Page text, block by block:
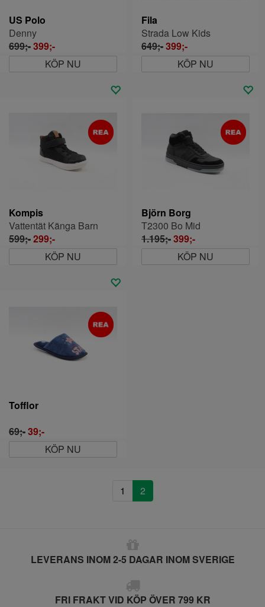
US Polo
Denny
699;-399;-
KÖP NU
Fila
Strada Low Kids
649;-399;-
KÖP NU
Kompis
Vattentät Känga Barn
599;-299;-
KÖP NU
Björn Borg
T2300 Bo Mid
1.195;-399;-
KÖP NU
Tofflor
69;-39;-
KÖP NU
1 2
LEVERANS INOM 2-5 DAGAR INOM SVERIGE
FRI FRAKT VID KÖP ÖVER 799 KR